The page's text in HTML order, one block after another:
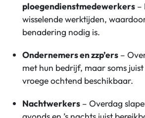
ploegendienstmedewerkers –
wisselende werktijden,
benadering nodig is.
Ondernemers en zzp’ers –
met hun bedrijf, maar soms
vroege ochtend beschikbaar.
Nachtwerkers – Overdag